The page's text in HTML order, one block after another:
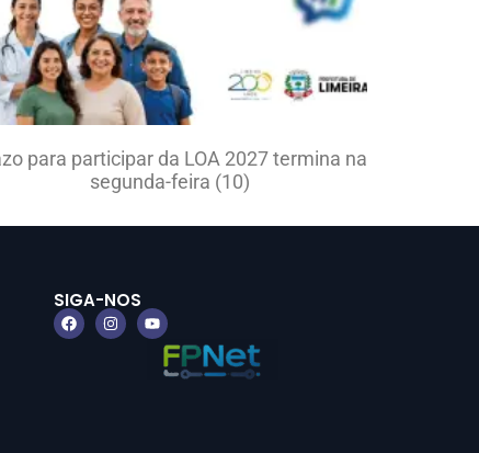
para participar da LOA 2027 termina na
segunda-feira (10)
SIGA-NOS